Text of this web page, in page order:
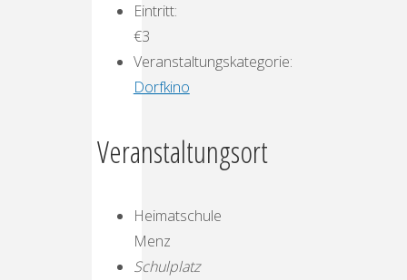
Eintritt:
€3
Veranstaltungskategorie:
Dorfkino
Veranstaltungsort
Heimatschule
Menz
Schulplatz